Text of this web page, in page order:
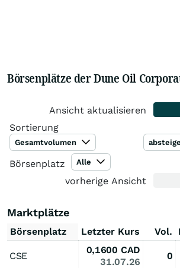
Börsenplätze der Dune Oil
Ansicht aktualisieren
Sortierung
Gesamtvolumen
Börsenplatz Alle
vorherige Ansicht
Marktplätze
Börsenplatz Letzter Kurs Vol.
CSE
0,1600 CAD
31.07.26
0